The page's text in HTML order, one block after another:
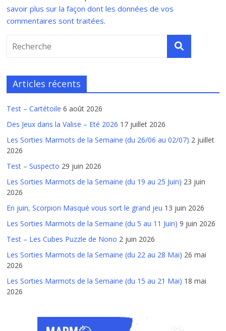
savoir plus sur la façon dont les données de vos
commentaires sont traitées.
Articles récents
Test – Cartétoile 6 août 2026
Des Jeux dans la Valise – Eté 2026 17 juillet 2026
Les Sorties Marmots de la Semaine (du 26/06 au 02/07) 2 juillet
2026
Test – Suspecto 29 juin 2026
Les Sorties Marmots de la Semaine (du 19 au 25 Juin) 23 juin
2026
En juin, Scorpion Masqué vous sort le grand jeu 13 juin 2026
Les Sorties Marmots de la Semaine (du 5 au 11 Juin) 9 juin 2026
Test – Les Cubes Puzzle de Nono 2 juin 2026
Les Sorties Marmots de la Semaine (du 22 au 28 Mai) 26 mai
2026
Les Sorties Marmots de la Semaine (du 15 au 21 Mai) 18 mai
2026